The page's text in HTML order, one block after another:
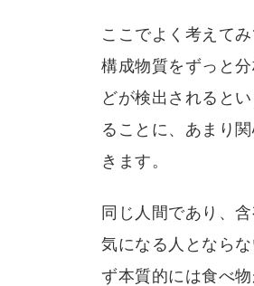
ここでよく考えて
構成物質をずっと
どが検出されると
ることに、あまり
きます。
同じ人間であり、
気になる人となら
ず本質的には食べ